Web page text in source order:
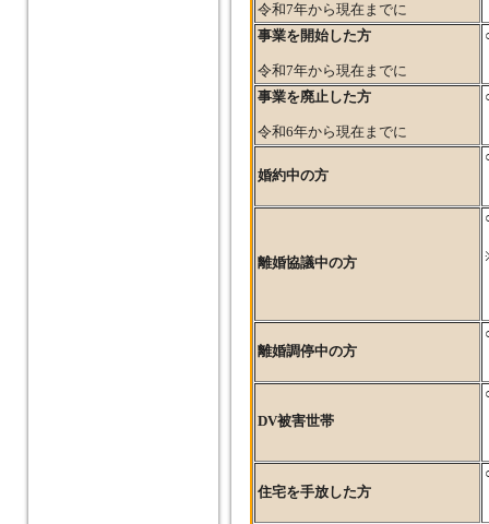
令和7年から現在までに
事業を開始した方
令和7年から現在までに
事業を廃止した方
令和6年から現在までに
婚約中の方
離婚協議中の方
離婚調停中の方
DV被害世帯
住宅を手放した方